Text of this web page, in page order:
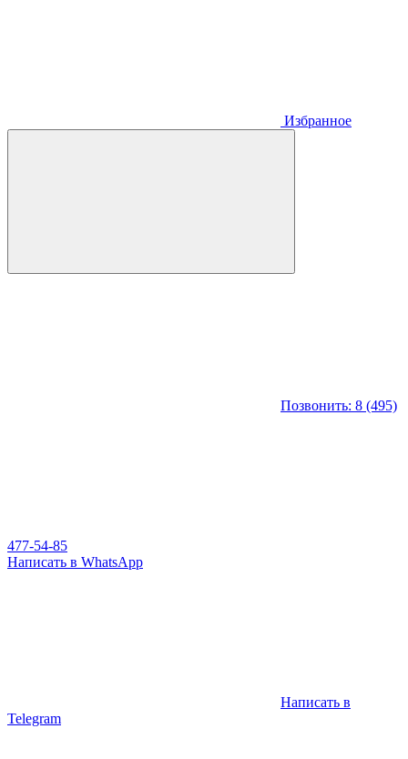
Избранное
Позвонить: 8 (495)
477-54-85
Написать в WhatsApp
Написать в
Telegram